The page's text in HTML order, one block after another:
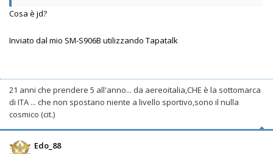
Cosa è jd?
Inviato dal mio SM-S906B utilizzando Tapatalk
21 anni che prendere 5 all'anno... da aereoitalia,CHE è la sottomarca
di ITA ... che non spostano niente a livello sportivo,sono il nulla
cosmico (cit.)
Edo_88